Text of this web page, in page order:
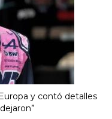
y contó detalles